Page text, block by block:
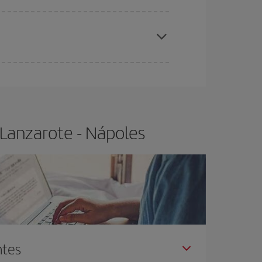
Nápoles-dest
- Nápoles